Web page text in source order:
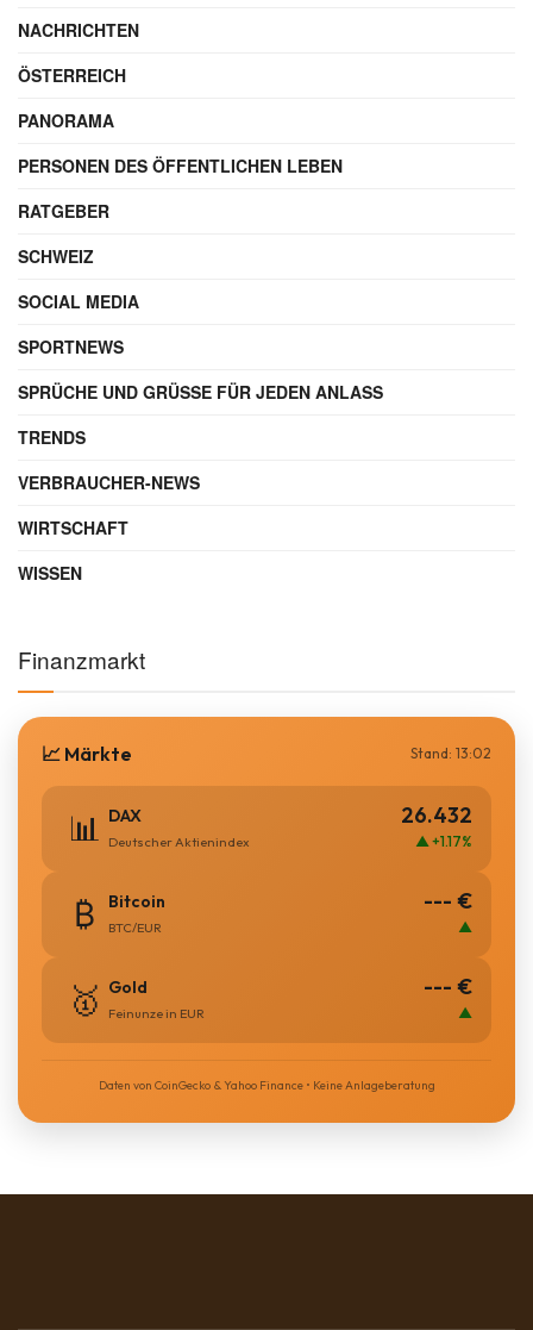
NACHRICHTEN
ÖSTERREICH
PANORAMA
PERSONEN DES ÖFFENTLICHEN LEBEN
RATGEBER
SCHWEIZ
SOCIAL MEDIA
SPORTNEWS
SPRÜCHE UND GRÜSSE FÜR JEDEN ANLASS
TRENDS
VERBRAUCHER-NEWS
WIRTSCHAFT
WISSEN
Finanzmarkt
📈 Märkte Stand: 13:02
📊 DAX
Deutscher Aktienindex
26.432
▲ +1.17%
₿ Bitcoin
BTC/EUR
--- €
▲
🥇 Gold
Feinunze in EUR
--- €
▲
Daten von CoinGecko & Yahoo Finance • Keine Anlageberatung